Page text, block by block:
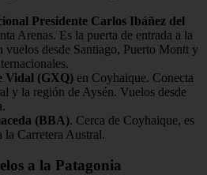
Presidente Carlos Ibáñez del
Arenas. Es la puerta de entrada a la
vuelos desde Santiago, Puerto Montt y
Vidal (GXQ) en Coyhaique. Conecta
y la región de Aysén. Vuelos desde
(BBA). Cerca de Coyhaique, es
la Carretera Austral.
a la Patagonia